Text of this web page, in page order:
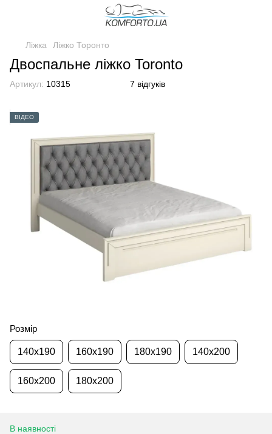
Ліжка Ліжко Торонто
Двоспальне ліжко Toronto
Артикул: 10315 7 відгуків
ВІДЕО
Розмір
140x190 160x190 180x190 140x200
160x200 180x200
В наявності